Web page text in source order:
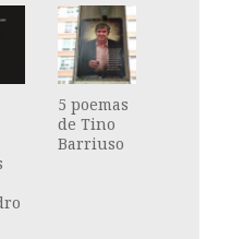
5 poemas
de Tino
Barriuso